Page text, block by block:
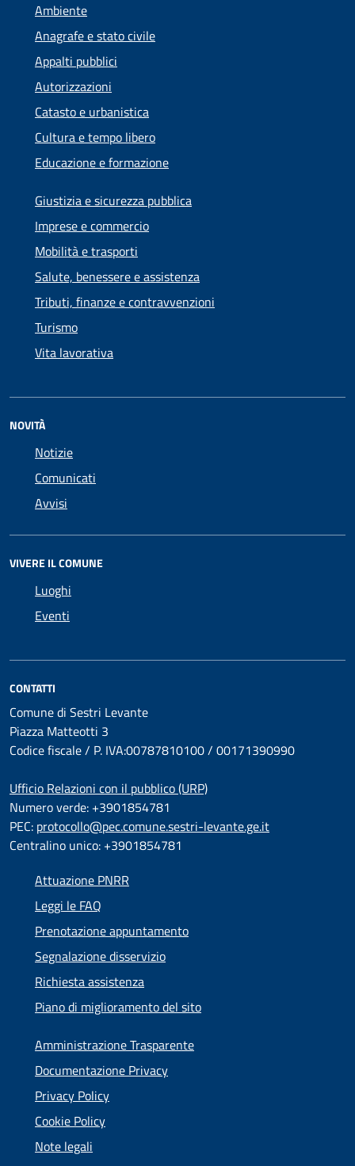
Ambiente
Anagrafe e stato civile
Appalti pubblici
Autorizzazioni
Catasto e urbanistica
Cultura e tempo libero
Educazione e formazione
Giustizia e sicurezza pubblica
Imprese e commercio
Mobilità e trasporti
Salute, benessere e assistenza
Tributi, finanze e contravvenzioni
Turismo
Vita lavorativa
NOVITÀ
Notizie
Comunicati
Avvisi
VIVERE IL COMUNE
Luoghi
Eventi
CONTATTI
Comune di Sestri Levante
Piazza Matteotti 3
Codice fiscale / P. IVA:00787810100 / 00171390990
Ufficio Relazioni con il pubblico (URP)
Numero verde: +3901854781
PEC: protocollo@pec.comune.sestri-levante.ge.it
Centralino unico: +3901854781
Attuazione PNRR
Leggi le FAQ
Prenotazione appuntamento
Segnalazione disservizio
Richiesta assistenza
Piano di miglioramento del sito
Amministrazione Trasparente
Documentazione Privacy
Privacy Policy
Cookie Policy
Note legali